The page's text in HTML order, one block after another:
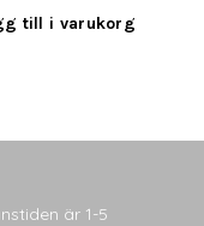
till i varukorg
är 1-5